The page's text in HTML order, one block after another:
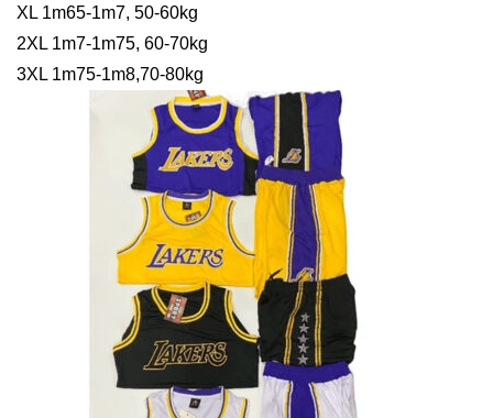
XL 1m65-1m7, 50-60kg
2XL 1m7-1m75, 60-70kg
3XL 1m75-1m8,70-80kg